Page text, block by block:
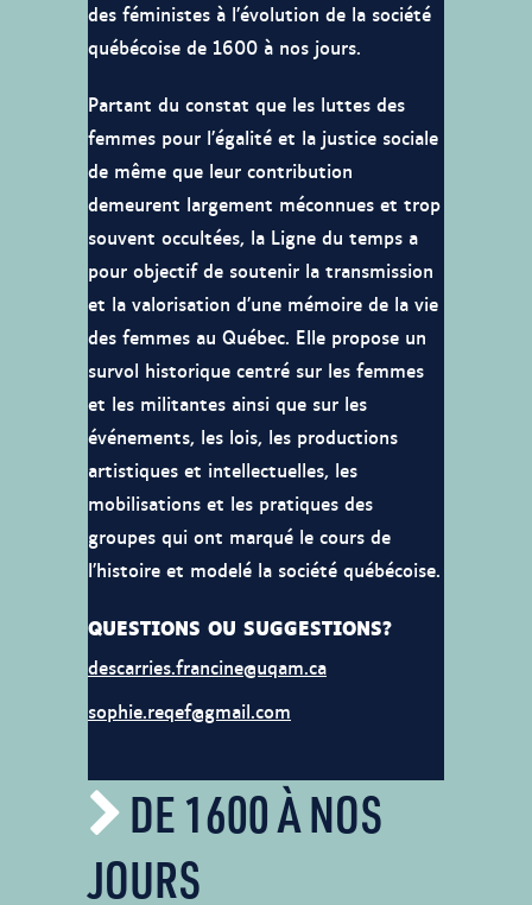
des féministes à l’évolution de la société
québécoise de 1600 à nos jours.
Partant du constat que les luttes des
femmes pour l’égalité et la justice sociale
de même que leur contribution
demeurent largement méconnues et trop
souvent occultées, la Ligne du temps a
pour objectif de soutenir la transmission
et la valorisation d’une mémoire de la vie
des femmes au Québec. Elle propose un
survol historique centré sur les femmes
et les militantes ainsi que sur les
événements, les lois, les productions
artistiques et intellectuelles, les
mobilisations et les pratiques des
groupes qui ont marqué le cours de
l’histoire et modelé la société québécoise.
QUESTIONS OU SUGGESTIONS?
descarries.francine@uqam.ca
sophie.reqef@gmail.com
DE 1600 À NOS
JOURS